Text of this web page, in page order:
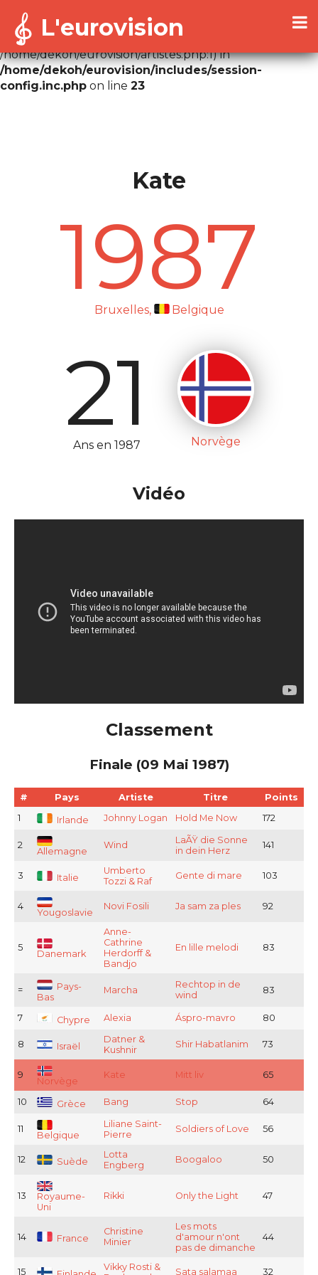
Warning
: Cannot modify header information - headers
already sent by (output started at
/home/dekoh/eurovision/artistes.php:1) in
/home/dekoh/eurovision/includes/session-
config.inc.php on line 23
L'eurovision
Kate
1987
Bruxelles, Belgique
21
Ans en 1987 Norvège
Vidéo
Classement
Finale (09 Mai 1987)
# Pays Artiste Titre
Points
1
Irlande Johnny Logan Hold Me Now 172
2
Allemagne
Wind
LaÃŸ die Sonne
in dein Herz
141
3 Italie
Umberto
Tozzi & Raf
Gente di mare 103
4
Yougoslavie
Novi Fosili Ja sam za ples 92
5
Danemark
Anne-
Cathrine
Herdorff &
Bandjo
En lille melodi 83
=
Pays-
Bas
Marcha
Rechtop in de
wind
83
7 Chypre Alexia Áspro-mavro 80
8 Israël
Datner &
Kushnir
Shir Habatlanim 73
9
Norvège
Kate Mitt liv 65
10 Grèce Bang Stop 64
11
Belgique
Liliane Saint-
Pierre
Soldiers of Love 56
12 Suède
Lotta
Engberg
Boogaloo 50
13
Royaume-
Uni
Rikki Only the Light 47
14 France
Christine
Minier
Les mots
d'amour n'ont
pas de dimanche
44
15
Vikky Rosti &
Sata salamaa 32